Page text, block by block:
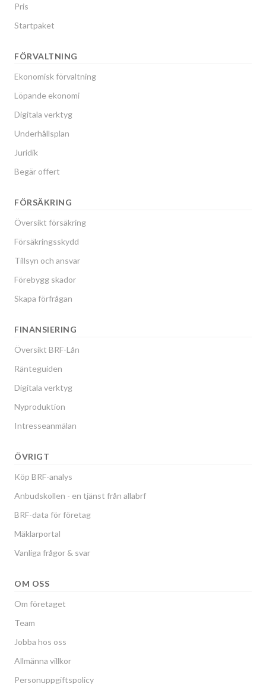
Pris
Startpaket
FÖRVALTNING
Ekonomisk förvaltning
Löpande ekonomi
Digitala verktyg
Underhållsplan
Juridik
Begär offert
FÖRSÄKRING
Översikt försäkring
Försäkringsskydd
Tillsyn och ansvar
Förebygg skador
Skapa förfrågan
FINANSIERING
Översikt BRF-Lån
Ränteguiden
Digitala verktyg
Nyproduktion
Intresseanmälan
ÖVRIGT
Köp BRF-analys
Anbudskollen - en tjänst från allabrf
BRF-data för företag
Mäklarportal
Vanliga frågor & svar
OM OSS
Om företaget
Team
Jobba hos oss
Allmänna villkor
Personuppgiftspolicy